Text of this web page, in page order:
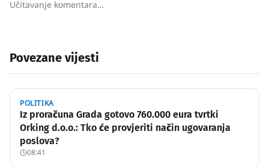
Učitavanje komentara…
Povezane vijesti
POLITIKA
Iz proračuna Grada gotovo 760.000 eura tvrtki
Orking d.o.o.: Tko će provjeriti način ugovaranja
poslova?
08:41